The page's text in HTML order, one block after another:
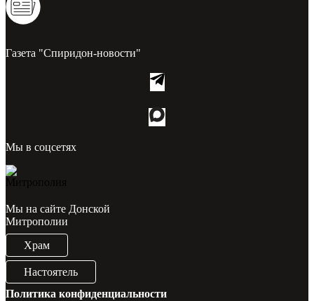
Газета "Спиридон-новости"
Мы в соцсетях
Мы на сайте Донской
Митрополии
Храм
Настоятель
Политика конфиденциальности